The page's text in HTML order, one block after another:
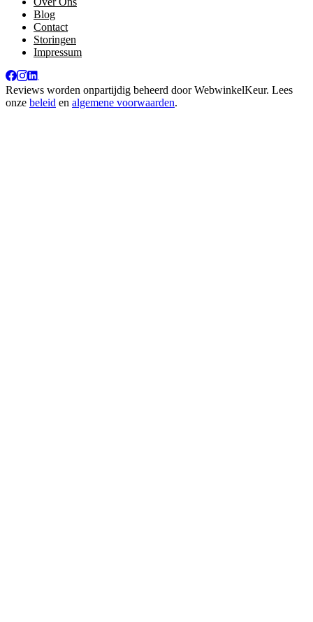
Blog
Contact
Storingen
Impressum
Reviews worden onpartijdig beheerd doorWebwinkelKeur. Lees
onze beleid en algemene voorwaarden.